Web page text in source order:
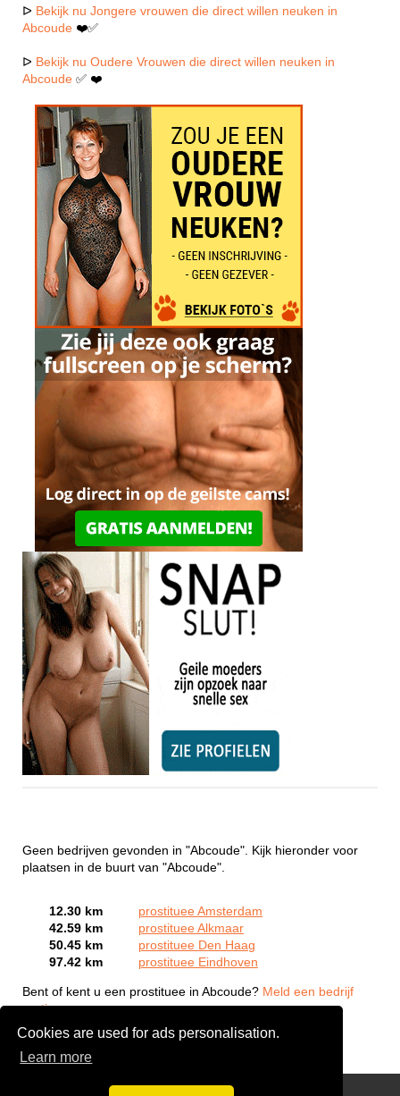
Cookies are used for ads personalisation.
Learn more
ᐅ Bekijk nu Jongere vrouwen die direct willen neuken in
Abcoude ❤️✅
ᐅ Bekijk nu Oudere Vrouwen die direct willen neuken in
Abcoude ✅ ❤️
Geen bedrijven gevonden in "Abcoude". Kijk hieronder voor
plaatsen in de buurt van "Abcoude".
12.30 km
prostituee Amsterdam
42.59 km
prostituee Alkmaar
50.45 km
prostituee Den Haag
97.42 km
prostituee Eindhoven
Bent of kent u een prostituee in Abcoude? Meld een bedrijf
gratis aan